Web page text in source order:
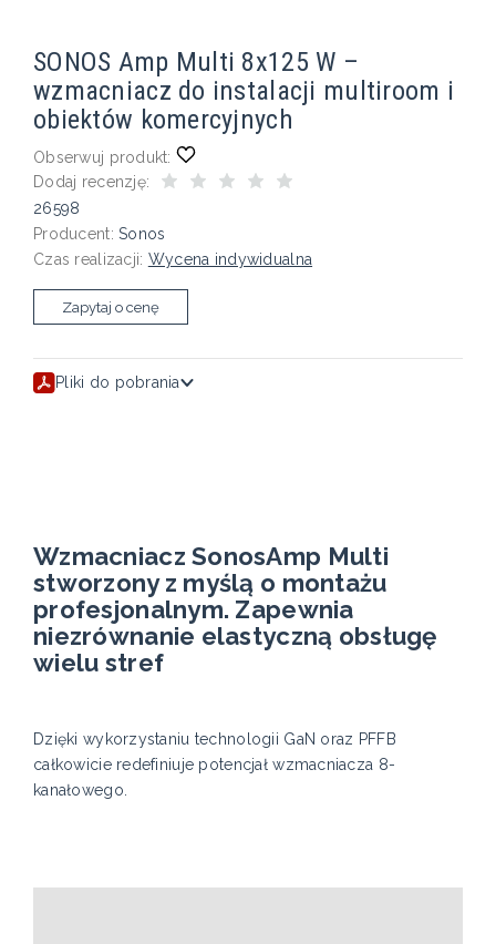
SONOS Amp Multi 8x125 W –
wzmacniacz do instalacji multiroom i
obiektów komercyjnych
Obserwuj produkt:
Dodaj recenzję:
26598
Producent: Sonos
Czas realizacji: Wycena indywidualna
Zapytaj o cenę
Pliki do pobrania
Wzmacniacz SonosAmp Multi
stworzony z myślą o montażu
profesjonalnym. Zapewnia
niezrównanie elastyczną obsługę
wielu stref
Dzięki wykorzystaniu technologii GaN oraz PFFB
całkowicie redefiniuje potencjał wzmacniacza 8-
kanałowego.